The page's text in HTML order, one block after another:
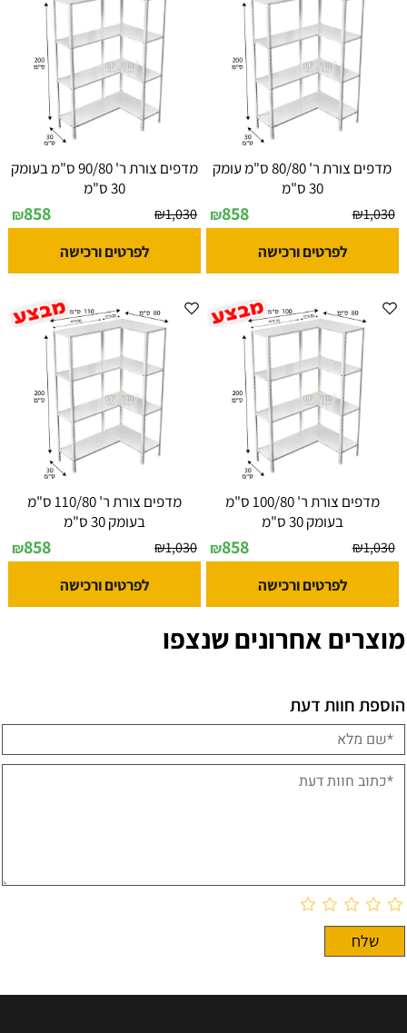
מדפים צורת ר' 80/80 ס"מ עומק
30 ס"מ
₪1,030
₪858
לפרטים ורכישה
מדפים צורת ר' 90/80 ס"מ בעומק
30 ס"מ
₪1,030
₪858
לפרטים ורכישה
מדפים צורת ר' 100/80 ס"מ
בעומק 30 ס"מ
₪1,030
₪858
לפרטים ורכישה
מדפים צורת ר' 110/80 ס"מ
בעומק 30 ס"מ
₪1,030
₪858
לפרטים ורכישה
מוצרים אחרונים שנצפו
הוספת חוות דעת